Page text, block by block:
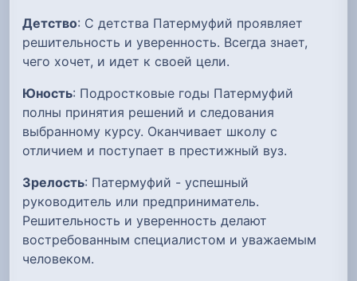
Детство: С детства Патермуфий проявляет
решительность и уверенность. Всегда знает,
чего хочет, и идет к своей цели.
Юность: Подростковые годы Патермуфий
полны принятия решений и следования
выбранному курсу. Оканчивает школу с
отличием и поступает в престижный вуз.
Зрелость: Патермуфий - успешный
руководитель или предприниматель.
Решительность и уверенность делают
востребованным специалистом и уважаемым
человеком.